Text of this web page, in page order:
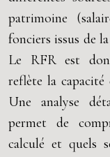
patrimoine
fonciers issus de
Le RFR est
reflète la
Une analyse
permet de
calculé et quels